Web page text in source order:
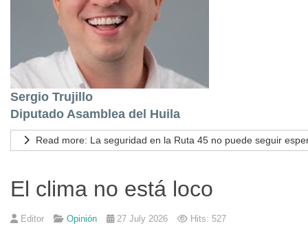
Sergio Trujillo
Diputado Asamblea del Huila
Read more: La seguridad en la Ruta 45 no puede seguir
El clima no está loco
Editor Opinión 27 July 2026 Hits: 527